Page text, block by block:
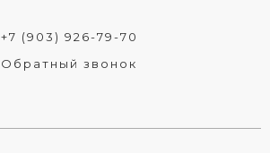
+7 (903) 926-79-70
Обратный звонок